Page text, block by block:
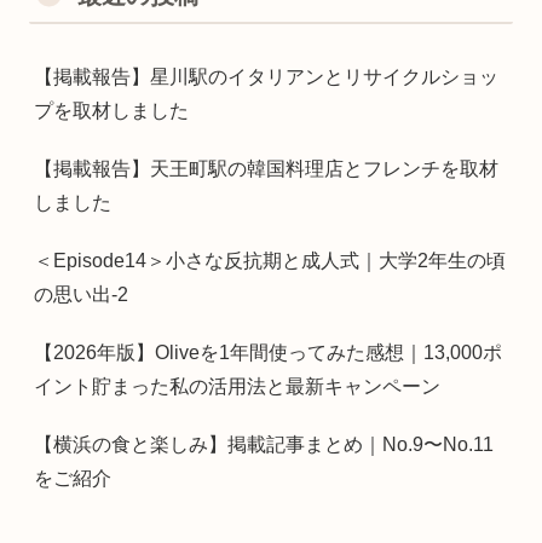
【掲載報告】星川駅のイタリアンとリサイクルショッ
プを取材しました
【掲載報告】天王町駅の韓国料理店とフレンチを取材
しました
＜Episode14＞小さな反抗期と成人式｜大学2年生の頃
の思い出-2
【2026年版】Oliveを1年間使ってみた感想｜13,000ポ
イント貯まった私の活用法と最新キャンペーン
【横浜の食と楽しみ】掲載記事まとめ｜No.9〜No.11
をご紹介